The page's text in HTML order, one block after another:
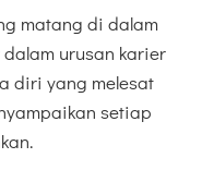
matang di dalam
urusan karier
diri yang melesat
setiap